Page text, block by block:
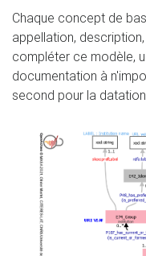
Chaque concept de
appellation,
compléter ce modèle,
documentation à
second pour la